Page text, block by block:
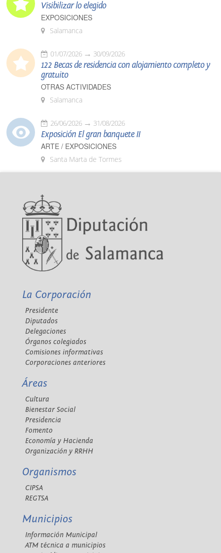
Visibilizar lo elegido
EXPOSICIONES
Salamanca
01/07/2026 30/09/2026
122 Becas de residencia con alojamiento completo y
gratuito
OTRAS ACTIVIDADES
Salamanca
26/06/2026 31/08/2026
Exposición El gran banquete II
ARTE / EXPOSICIONES
Santa Marta de Tormes
La Corporación
Presidente
Diputados
Delegaciones
Órganos colegiados
Comisiones informativas
Corporaciones anteriores
Áreas
Cultura
Bienestar Social
Presidencia
Fomento
Economía y Hacienda
Organización y RRHH
Organismos
CIPSA
REGTSA
Municipios
Información Municipal
ATM técnica a municipios